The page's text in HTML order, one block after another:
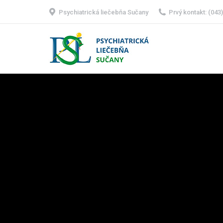
Psychiatrická liečebňa Sučany Prvý kontakt: